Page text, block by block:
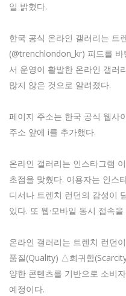
일 밝혔다.
한국 공식 온라인 갤러리는 트
(@trenchlondon_kr) 피드를
서 운영이 활발한 온라인 갤러
많지 않은 것으로 알려졌다.
페이지 주소는 한국 공식 웹사
주소 앞에 i를 추가했다.
온라인 갤러리는 인스타그램
초점을 맞췄다. 이용자는 인스
디서나 트렌치 런던의 감성이
있다. 또 웹·모바일 동시 접속
온라인 갤러리는 트렌치 런던
품질(Quality) △희귀함
양한 콘텐츠를 기반으로 소비
예정이다.